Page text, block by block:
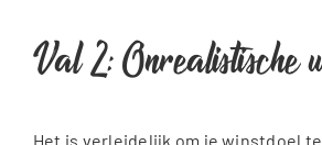
Val 2: Onrealistische
Het is verleidelijk om je winstdoel